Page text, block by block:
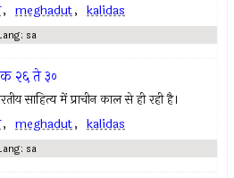
, meghadut, kalidas
sa
२६ ते ३०
साहित्य में प्राचीन काल से ही रही है।
, meghadut, kalidas
sa